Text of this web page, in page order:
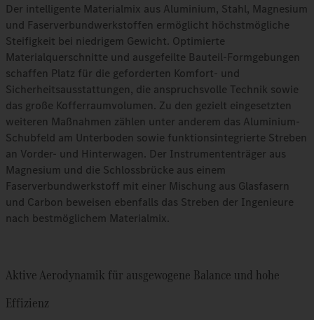
Der intelligente Materialmix aus Aluminium, Stahl, Magnesium
und Faserverbundwerkstoffen ermöglicht höchstmögliche
Steifigkeit bei niedrigem Gewicht. Optimierte
Materialquerschnitte und ausgefeilte Bauteil-Formgebungen
schaffen Platz für die geforderten Komfort- und
Sicherheitsausstattungen, die anspruchsvolle Technik sowie
das große Kofferraumvolumen. Zu den gezielt eingesetzten
weiteren Maßnahmen zählen unter anderem das Aluminium-
Schubfeld am Unterboden sowie funktionsintegrierte Streben
an Vorder- und Hinterwagen. Der Instrumententräger aus
Magnesium und die Schlossbrücke aus einem
Faserverbundwerkstoff mit einer Mischung aus Glasfasern
und Carbon beweisen ebenfalls das Streben der Ingenieure
nach bestmöglichem Materialmix.
Aktive Aerodynamik für ausgewogene Balance und hohe
Effizienz